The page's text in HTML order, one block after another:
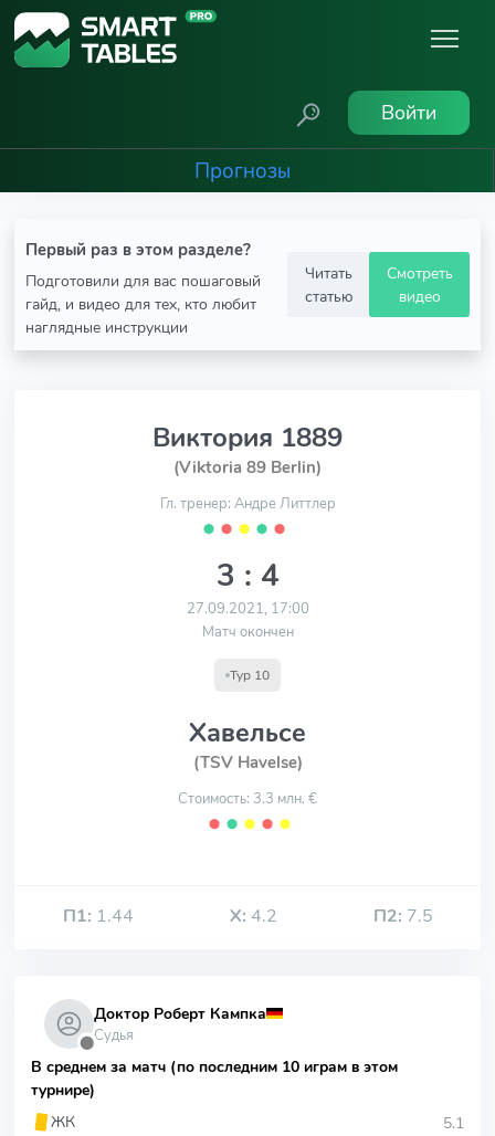
Войти
Прогнозы
Первый раз в этом разделе?
Подготовили для вас пошаговый
гайд, и видео для тех, кто любит
наглядные инструкции
Читать
статью
Смотреть
видео
Виктория 1889
(Viktoria 89 Berlin)
Гл. тренер: Андре Литтлер
⬤ ⬤ ⬤ ⬤ ⬤
3 : 4
27.09.2021, 17:00
Матч окончен
Тур 10
Хавельсе
(TSV Havelse)
Стоимость: 3.3 млн. €
⬤ ⬤ ⬤ ⬤ ⬤
П1: 1.44 Х: 4.2 П2: 7.5
⬤
Доктор Роберт Кампка
Судья
В среднем за матч (по последним 10 играм в этом
турнире)
ЖК
5.1